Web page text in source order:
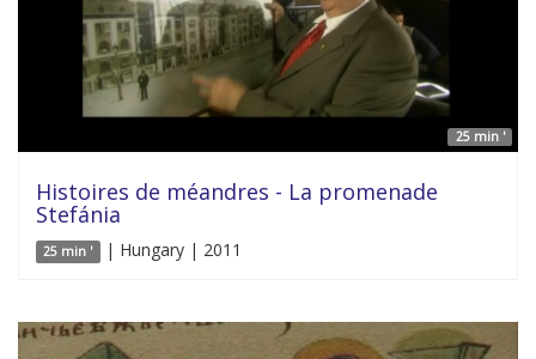
25 min '
Histoires de méandres - La promenade
Stefánia
25 min ' | Hungary | 2011